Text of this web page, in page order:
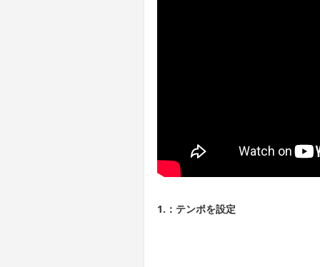
1.：テンポを設定